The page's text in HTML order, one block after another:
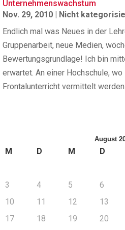
Unternehmenswachstum
Nov. 29, 2010 | Nicht
Endlich mal was Neues in der
Gruppenarbeit, neue Medien,
Bewertungsgrundlage! Ich bin
erwartet. An einer Hochschule,
Frontalunterricht vermittelt
August
M D M D
3
4 5 6
10
11 12 13
17
18 19 20